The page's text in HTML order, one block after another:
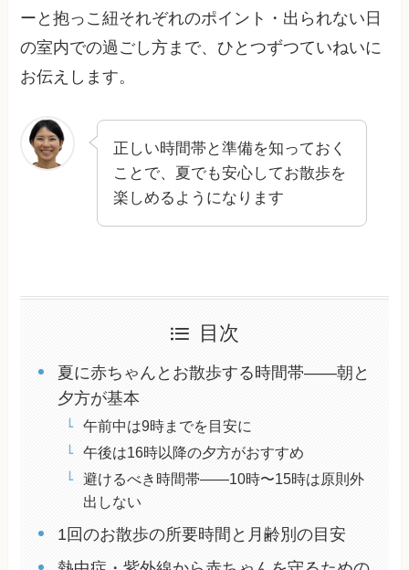
ーと抱っこ紐それぞれのポイント・出られない日
の室内での過ごし方まで、ひとつずつていねいに
お伝えします。
正しい時間帯と準備を知っておく
ことで、夏でも安心してお散歩を
楽しめるようになります
目次
夏に赤ちゃんとお散歩する時間帯——朝と
夕方が基本
午前中は9時までを目安に
午後は16時以降の夕方がおすすめ
避けるべき時間帯——10時〜15時は原則外
出しない
1回のお散歩の所要時間と月齢別の目安